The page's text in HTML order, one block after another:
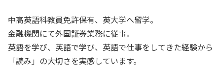
中高英語科教員免許保有、英大学へ留学。
金融機関にて外国証券業務に従事。
英語を学び、英語で学び、英語で仕事をしてきた経験から
「読み」の大切さを実感しています。